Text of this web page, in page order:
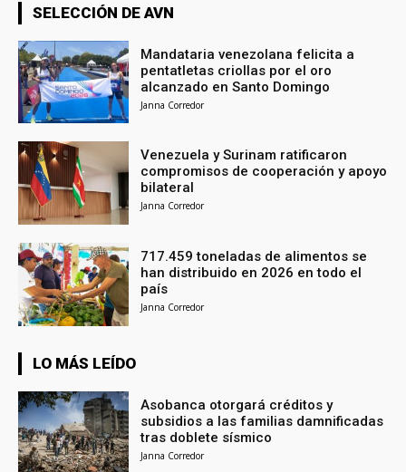
SELECCIÓN DE AVN
Mandataria venezolana felicita a
pentatletas criollas por el oro
alcanzado en Santo Domingo
Janna Corredor
Venezuela y Surinam ratificaron
compromisos de cooperación y apoyo
bilateral
Janna Corredor
717.459 toneladas de alimentos se
han distribuido en 2026 en todo el
país
Janna Corredor
LO MÁS LEÍDO
Asobanca otorgará créditos y
subsidios a las familias damnificadas
tras doblete sísmico
Janna Corredor